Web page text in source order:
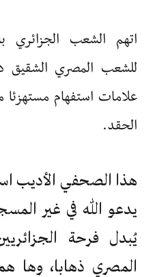
اتهم الشعب الجزائري
للشعب المصري الشقيق
علامات استفهام
الحقد.
هذا الصحفي الأديب
يدعو الله في غير
يُبدل فرحة
المصري ذهابا، وها